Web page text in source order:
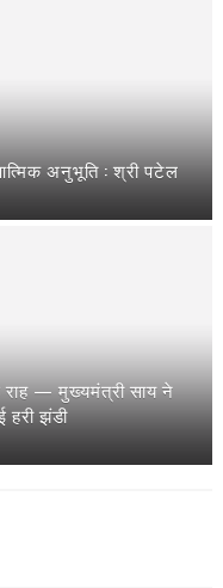
अनुभूति : श्री पटेल
राह — मुख्यमंत्री साय ने
हरी झंडी